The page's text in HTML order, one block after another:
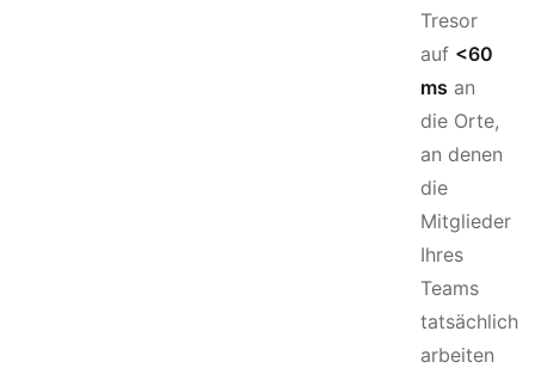
Tresor
auf <60
ms an
die Orte,
an denen
die
Mitglieder
Ihres
Teams
tatsächlich
arbeiten